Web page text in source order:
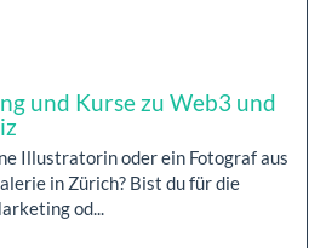
und Kurse zu Web3 und
Illustratorin oder ein Fotograf aus
in Zürich? Bist du für die
od...